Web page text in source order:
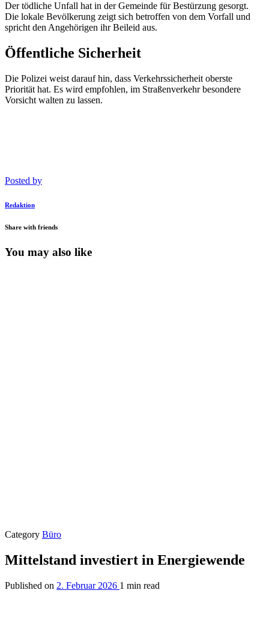
Der tödliche Unfall hat in der Gemeinde für Bestürzung gesorgt.
Die lokale Bevölkerung zeigt sich betroffen von dem Vorfall und
spricht den Angehörigen ihr Beileid aus.
Öffentliche Sicherheit
Die Polizei weist darauf hin, dass Verkehrssicherheit oberste
Priorität hat. Es wird empfohlen, im Straßenverkehr besondere
Vorsicht walten zu lassen.
Posted by
Redaktion
Share with friends
You may also like
Category Büro
Mittelstand investiert in Energiewende
Published on 2. Februar 2026 1 min read